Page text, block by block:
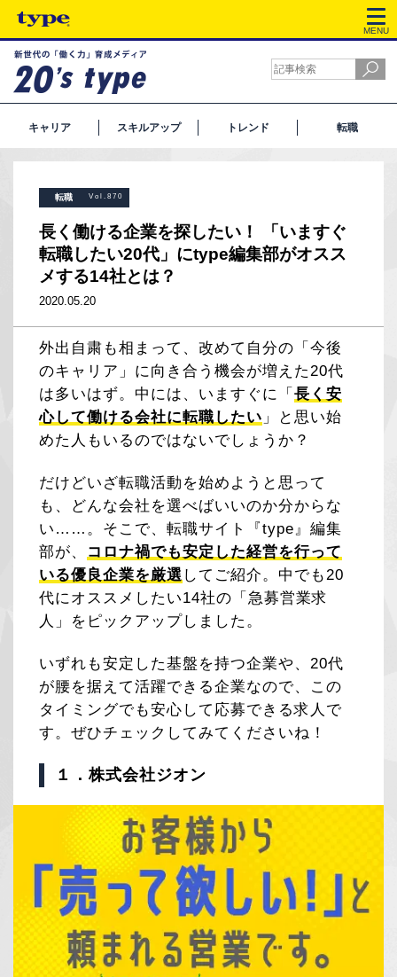
MENU
キャリア スキルアップ トレンド 転職
転職 Vol.870
長く働ける企業を探したい！ 「いますぐ
転職したい20代」にtype編集部がオスス
メする14社とは？
2020.05.20
外出自粛も相まって、改めて自分の「今後
のキャリア」に向き合う機会が増えた20代
は多いはず。中には、いますぐに「長く安
心して働ける会社に転職したい 」と思い始
めた人もいるのではないでしょうか？
だけどいざ転職活動を始めようと思って
も、どんな会社を選べばいいのか分からな
い……。そこで、転職サイト『type』編集
部が、 コロナ禍でも安定した経営を行って
いる優良企業を厳選 してご紹介。中でも20
代にオススメしたい14社の「急募営業求
人」をピックアップしました。
いずれも安定した基盤を持つ企業や、20代
が腰を据えて活躍できる企業なので、この
タイミングでも安心して応募できる求人で
す。ぜひチェックしてみてくださいね！
１．株式会社ジオン